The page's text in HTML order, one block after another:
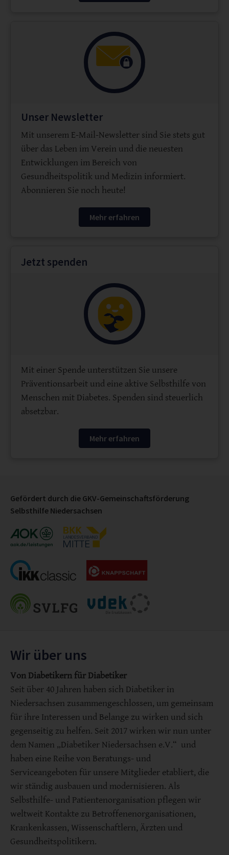
Unser Newsletter
Mit unserem E-Mail-Newsletter sind Sie stets gut
über das Leben im Verein und die neuesten
Entwicklungen im Bereich von
Gesundheitspolitik und Medizin informiert.
Abonnieren Sie noch heute!
Mehr erfahren
Jetzt spenden
Mit einer Spende unterstützen Sie unsere
Präventionsarbeit und eine aktive Selbsthilfe von
Menschen mit Diabetes. Spenden sind steuerlich
absetzbar.
Mehr erfahren
Gefördert durch die GKV-Gemeinschaftsförderung
Selbsthilfe Niedersachsen
Wir über uns
Von Diabetikern für Diabetiker
Seit über 40 Jahren haben sich Diabetiker in
Niedersachsen zusammengeschlossen, um gemeinsam
für ihre Interessen und Belange zu wirken und sich
gegenseitig zu helfen. Seit 2017 wirken wir nun unter
dem Namen „Diabetiker Niedersachsen e.V.“ und
haben eine Reihe von Beratungs- und
Serviceangeboten für unsere Mitglieder etabliert, die
wir ständig ausbauen und modernisieren. Als
Selbsthilfe- und Patientenorganisation pflegen wir
weltweit Kontakte zu Betroffenenorganisationen,
Krankenkassen, Wissenschaftlern, Ärzten und
Gesundheitspolitikern.